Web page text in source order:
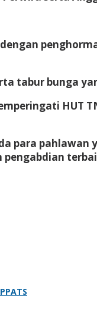
tabur bunga
HUT
para